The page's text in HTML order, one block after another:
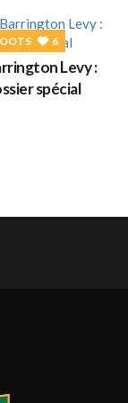
56
du jour :
6
Levy :
spécial